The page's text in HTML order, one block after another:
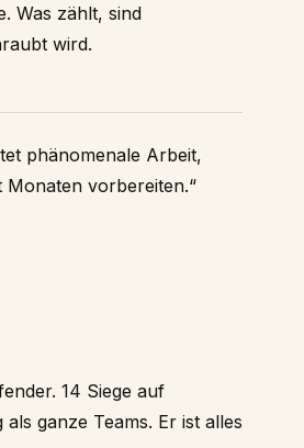
Was zählt, sind
wird.
phänomenale Arbeit,
vorbereiten.“
14 Siege auf
ganze Teams. Er ist alles